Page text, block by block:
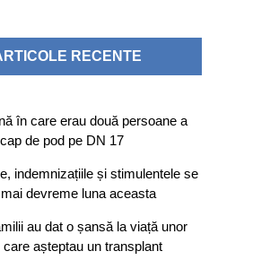
RECENTE
în care erau două persoane a
de pod pe DN 17
indemnizațiile și stimulentele se
devreme luna aceasta
au dat o șansă la viață unor
care așteptau un transplant